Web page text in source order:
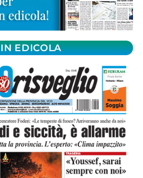
IN EDICOLA